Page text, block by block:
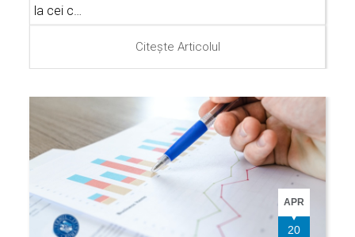
la cei c…
Citește Articolul
APR
20